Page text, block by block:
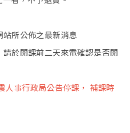
所公佈之最新消息
於開課前二天來電確認是否開
人事行政局公告停課， 補課時